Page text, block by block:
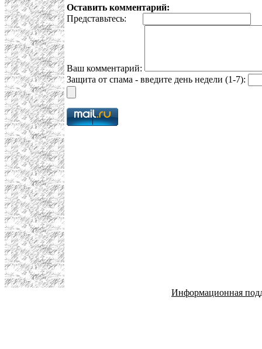
Оставить комментарий:
Представьтесь:
Ваш комментарий:
Защита от спама - введите день недели (1-7):
Информационная